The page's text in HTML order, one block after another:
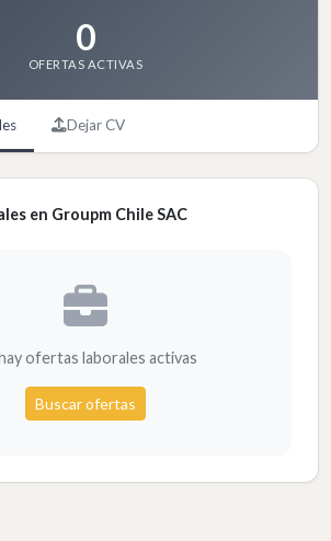
0
OFERTAS ACTIVAS
Dejar CV
en Groupm Chile SAC
ofertas laborales activas
Buscar ofertas